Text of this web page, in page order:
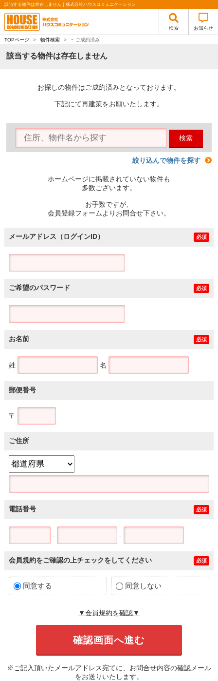
該当する物件は存在しません｜株式会社ハウスコミュニケーション
検索 お知らせ
TOPページ > 物件検索 > - ご成約済み
該当する物件は存在しません
お探しの物件はご成約済みとなっております。
下記にて再建策をお願いたします。
検索
絞り込んで物件を探す
ホームページに掲載されていない物件も
多数ございます。
お手数ですが、
会員登録フォームよりお問合せ下さい。
メールアドレス（ログインID） 必須
ご希望のパスワード 必須
お名前 必須
姓 名
郵便番号
〒
ご住所
電話番号 必須
- -
会員規約をご確認の上チェックをしてください 必須
同意する 同意しない
▼会員規約を確認▼
※ご記入頂いたメールアドレス宛てに、お問合せ内容の確認メール
をお送りいたします。